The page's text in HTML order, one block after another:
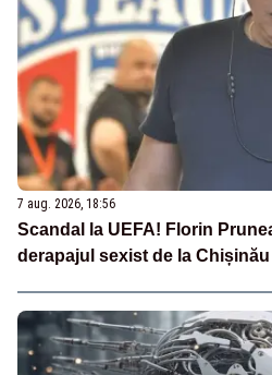
7 aug. 2026, 18:56
Scandal la UEFA! Florin
derapajul sexist de la Chișinău